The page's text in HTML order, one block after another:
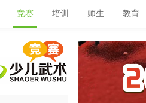
竞赛 培训 师生 教育